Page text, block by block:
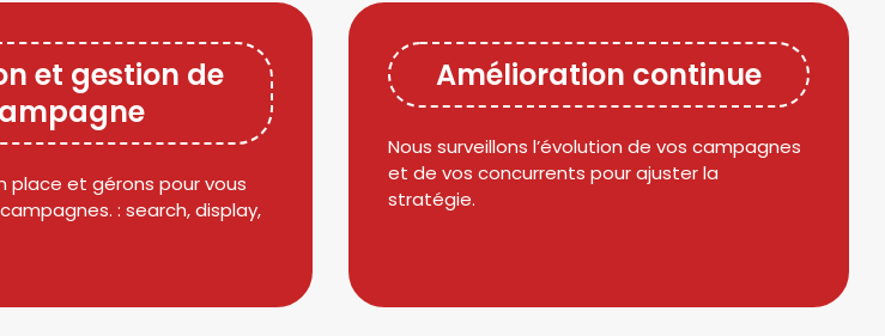
et gestion de
place et gérons pour vous
: search, display,
Amélioration continue
Nous surveillons l’évolution de vos campagnes
et de vos concurrents pour ajuster la
stratégie.